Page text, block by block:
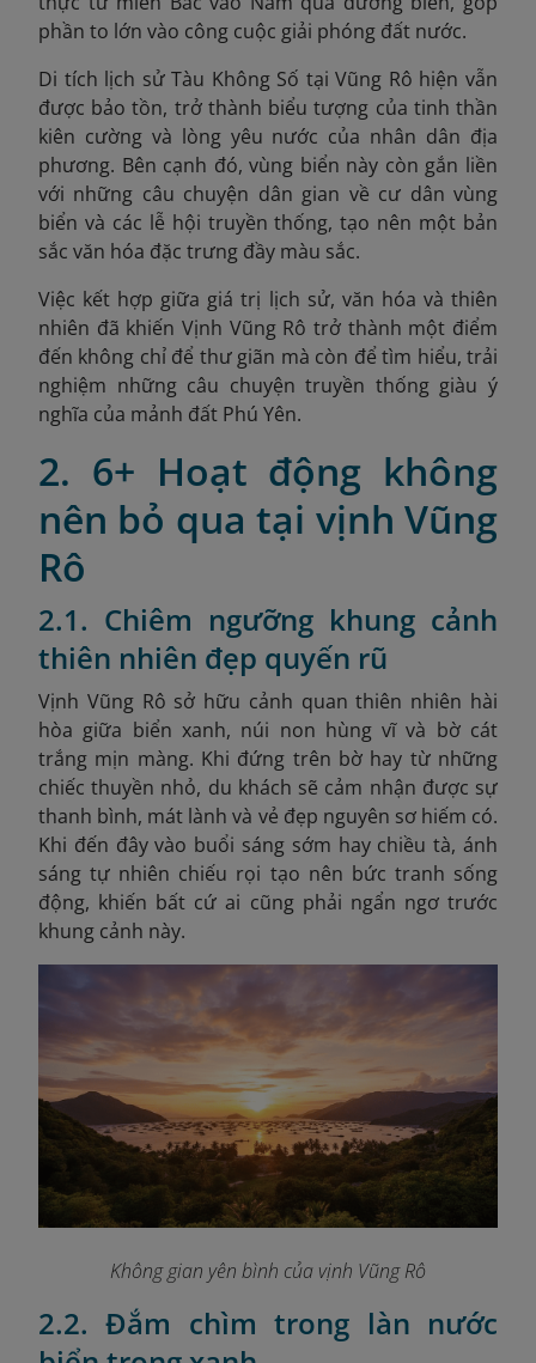
phần to lớn vào công cuộc giải phóng đất nước.
Di tích lịch sử Tàu Không Số tại Vũng Rô hiện vẫn
được bảo tồn, trở thành biểu tượng của tinh thần
kiên cường và lòng yêu nước của nhân dân địa
phương. Bên cạnh đó, vùng biển này còn gắn liền
với những câu chuyện dân gian về cư dân vùng
biển và các lễ hội truyền thống, tạo nên một bản
sắc văn hóa đặc trưng đầy màu sắc.
Việc kết hợp giữa giá trị lịch sử, văn hóa và thiên
nhiên đã khiến Vịnh Vũng Rô trở thành một điểm
đến không chỉ để thư giãn mà còn để tìm hiểu, trải
nghiệm những câu chuyện truyền thống giàu ý
nghĩa của mảnh đất Phú Yên.
2. 6+ Hoạt động không
nên bỏ qua tại vịnh Vũng
Rô
2.1. Chiêm ngưỡng khung cảnh
thiên nhiên đẹp quyến rũ
Vịnh Vũng Rô sở hữu cảnh quan thiên nhiên hài
hòa giữa biển xanh, núi non hùng vĩ và bờ cát
trắng mịn màng. Khi đứng trên bờ hay từ những
chiếc thuyền nhỏ, du khách sẽ cảm nhận được sự
thanh bình, mát lành và vẻ đẹp nguyên sơ hiếm có.
Khi đến đây vào buổi sáng sớm hay chiều tà, ánh
sáng tự nhiên chiếu rọi tạo nên bức tranh sống
động, khiến bất cứ ai cũng phải ngẩn ngơ trước
khung cảnh này.
Không gian yên bình của vịnh Vũng Rô
2.2. Đắm chìm trong làn nước